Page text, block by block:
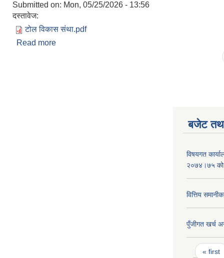
Submitted on: Mon, 05/25/2026 - 13:56
दस्तावेज:
टोल विकास संथा.pdf
Read more
बजेट
विषयगत
२०७४।७५
वित्तिय
पुँजीगत खर्च
Pages
« first